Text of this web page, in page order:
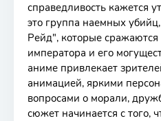
справедливость кажется
это группа наемных
Рейд", которые сражаются
императора и его
аниме привлекает
анимацией, яркими
вопросами о морали,
сюжет начинается с того,